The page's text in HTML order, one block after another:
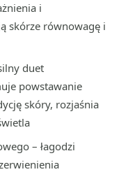
i
skórze równowagę i
duet
powstawanie
skóry, rozjaśnia
– łagodzi